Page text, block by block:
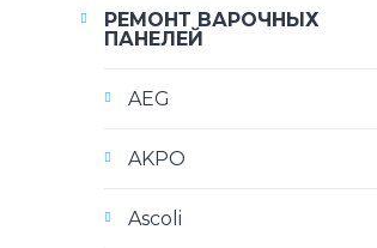
РЕМОНТ ВАРОЧНЫХ
ПАНЕЛЕЙ
AEG
AKPO
Ascoli